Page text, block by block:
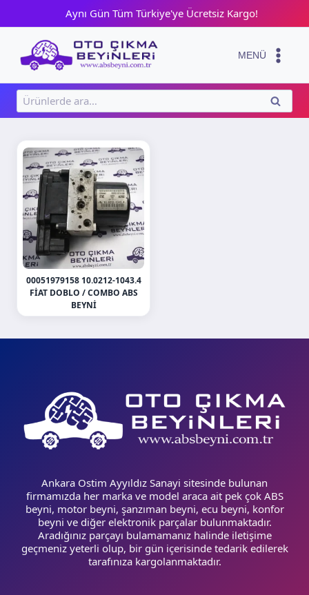
content
Aynı Gün Tüm Türkiye'ye Ücretsiz Kargo!
MENÜ
Ara:
ARA
00051979158 10.0212-1043.4
FIAT DOBLO / COMBO ABS
BEYNI
Ankara Ostim Ayyıldız Sanayi sitesinde bulunan
firmamızda her marka ve model araca ait pek çok ABS
beyni, motor beyni, şanzıman beyni, ecu beyni, konfor
beyni ve diğer elektronik parçalar bulunmaktadır.
Aradığınız parçayı bulamamanız halinde iletişime
geçmeniz yeterli olup, bir gün içerisinde tedarik edilerek
tarafınıza kargolanmaktadır.